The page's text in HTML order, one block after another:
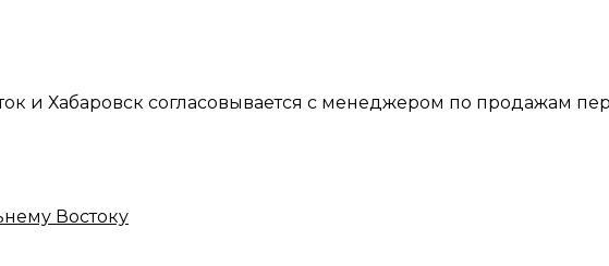
и Хабаровск согласовывается с менеджером по продажам
Востоку